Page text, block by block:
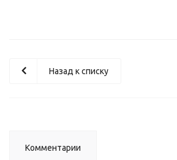
Назад к списку
Комментарии